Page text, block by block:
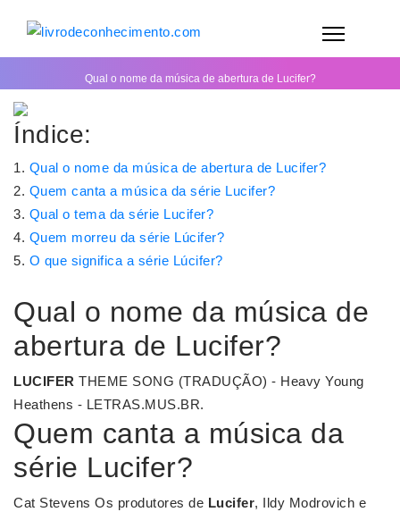
Qual o nome da música de abertura de Lucifer?
Índice:
Qual o nome da música de abertura de Lucifer?
Quem canta a música da série Lucifer?
Qual o tema da série Lucifer?
Quem morreu da série Lúcifer?
O que significa a série Lúcifer?
Qual o nome da música de
abertura de Lucifer?
LUCIFER THEME SONG (TRADUÇÃO) - Heavy Young
Heathens - LETRAS.MUS.BR.
Quem canta a música da
série Lucifer?
Cat Stevens Os produtores de Lucifer, Ildy Modrovich e